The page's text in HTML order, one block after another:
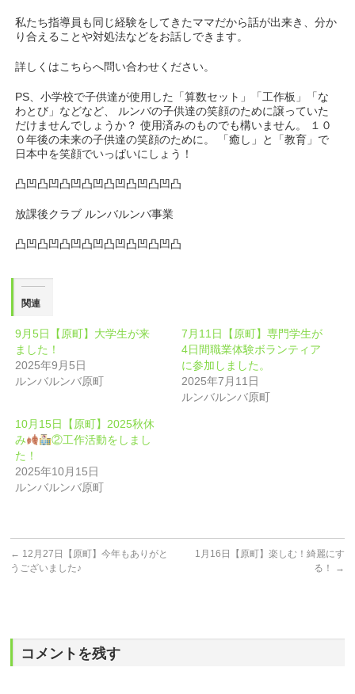
私たち指導員も同じ経験をしてきたママだから話が出来き、分か
り合えることや対処法などをお話しできます。
詳しくはこちらへ問い合わせください。
PS、小学校で子供達が使用した「算数セット」「工作板」「な
わとび」などなど、 ルンバの子供達の笑顔のために譲っていた
だけませんでしょうか？ 使用済みのものでも構いません。 １０
０年後の未来の子供達の笑顔のために。 「癒し」と「教育」で
日本中を笑顔でいっぱいにしょう！
凸凹凸凹凸凹凸凹凸凹凸凹凸凹凸
放課後クラブ ルンバルンバ事業
凸凹凸凹凸凹凸凹凸凹凸凹凸凹凸
関連
9月5日【原町】大学生が来
ました！
2025年9月5日
ルンバルンバ原町
7月11日【原町】専門学生が
4日間職業体験ボランティア
に参加しました。
2025年7月11日
ルンバルンバ原町
10月15日【原町】2025秋休
み
②工作活動をしまし
た！
2025年10月15日
ルンバルンバ原町
← 12月27日【原町】今年もありがと
うございました♪
1月16日【原町】楽しむ！綺麗にす
る！
→
コメントを残す